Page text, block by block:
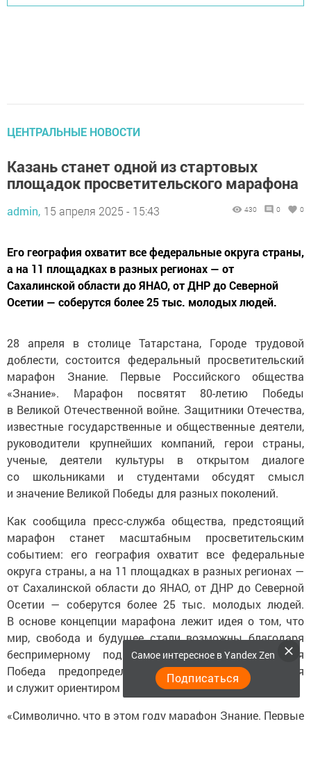
ЦЕНТРАЛЬНЫЕ НОВОСТИ
Казань станет одной из стартовых
площадок просветительского марафона
admin, 15 апреля 2025 - 15:43 430 0 0
Его география охватит все федеральные округа страны,
а на 11 площадках в разных регионах — от
Сахалинской области до ЯНАО, от ДНР до Северной
Осетии — соберутся более 25 тыс. молодых людей.
28 апреля в столице Татарстана, Городе трудовой
доблести, состоится федеральный просветительский
марафон Знание. Первые Российского общества
«Знание». Марафон посвятят 80-летию Победы
в Великой Отечественной войне. Защитники Отечества,
известные государственные и общественные деятели,
руководители крупнейших компаний, герои страны,
ученые, деятели культуры в открытом диалоге
со школьниками и студентами обсудят смысл
и значение Великой Победы для разных поколений.
Как сообщила пресс-служба общества, предстоящий
марафон станет масштабным просветительским
событием: его география охватит все федеральные
округа страны, а на 11 площадках в разных регионах —
от Сахалинской области до ЯНАО, от ДНР до Северной
Осетии — соберутся более 25 тыс. молодых людей.
В основе концепции марафона лежит идея о том, что
мир, свобода и будущее стали возможны благодаря
беспримерному подвигу наших предков. Великая
Победа предопределила сегодняшние достижения
и служит ориентиром к победам будущего.
«Символично, что в этом году марафон Знание. Первые
Самое интересное в Yandex Zen
Подписаться